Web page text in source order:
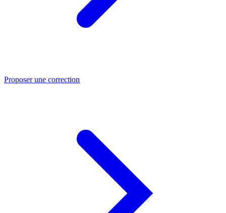
Proposer une correction